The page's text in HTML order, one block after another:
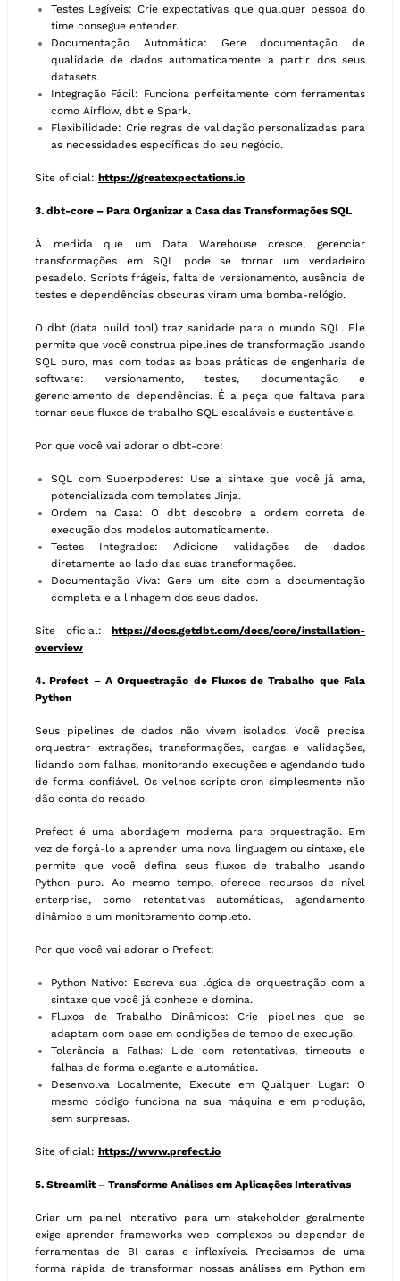
Testes Legíveis: Crie expectativas que qualquer pessoa do
time consegue entender.
Documentação Automática: Gere documentação de
qualidade de dados automaticamente a partir dos seus
datasets.
Integração Fácil: Funciona perfeitamente com ferramentas
como Airflow, dbt e Spark.
Flexibilidade: Crie regras de validação personalizadas para
as necessidades específicas do seu negócio.
Site oficial: https://greatexpectations.io
3. dbt-core – Para Organizar a Casa das Transformações SQL
À medida que um Data Warehouse cresce, gerenciar
transformações em SQL pode se tornar um verdadeiro
pesadelo. Scripts frágeis, falta de versionamento, ausência de
testes e dependências obscuras viram uma bomba-relógio.
O dbt (data build tool) traz sanidade para o mundo SQL. Ele
permite que você construa pipelines de transformação usando
SQL puro, mas com todas as boas práticas de engenharia de
software: versionamento, testes, documentação e
gerenciamento de dependências. É a peça que faltava para
tornar seus fluxos de trabalho SQL escaláveis e sustentáveis.
Por que você vai adorar o dbt-core:
SQL com Superpoderes: Use a sintaxe que você já ama,
potencializada com templates Jinja.
Ordem na Casa: O dbt descobre a ordem correta de
execução dos modelos automaticamente.
Testes Integrados: Adicione validações de dados
diretamente ao lado das suas transformações.
Documentação Viva: Gere um site com a documentação
completa e a linhagem dos seus dados.
Site oficial: https://docs.getdbt.com/docs/core/installation-
overview
4. Prefect – A Orquestração de Fluxos de Trabalho que Fala
Python
Seus pipelines de dados não vivem isolados. Você precisa
orquestrar extrações, transformações, cargas e validações,
lidando com falhas, monitorando execuções e agendando tudo
de forma confiável. Os velhos scripts cron simplesmente não
dão conta do recado.
Prefect é uma abordagem moderna para orquestração. Em
vez de forçá-lo a aprender uma nova linguagem ou sintaxe, ele
permite que você defina seus fluxos de trabalho usando
Python puro. Ao mesmo tempo, oferece recursos de nível
enterprise, como retentativas automáticas, agendamento
dinâmico e um monitoramento completo.
Por que você vai adorar o Prefect:
Python Nativo: Escreva sua lógica de orquestração com a
sintaxe que você já conhece e domina.
Fluxos de Trabalho Dinâmicos: Crie pipelines que se
adaptam com base em condições de tempo de execução.
Tolerância a Falhas: Lide com retentativas, timeouts e
falhas de forma elegante e automática.
Desenvolva Localmente, Execute em Qualquer Lugar: O
mesmo código funciona na sua máquina e em produção,
sem surpresas.
Site oficial: https://www.prefect.io
5. Streamlit – Transforme Análises em Aplicações Interativas
Criar um painel interativo para um stakeholder geralmente
exige aprender frameworks web complexos ou depender de
ferramentas de BI caras e inflexíveis. Precisamos de uma
forma rápida de transformar nossas análises em Python em